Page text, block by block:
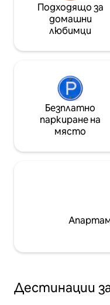
Подходящо за
домашни
любимци
Безплатно
паркиране на
място
Дестинации